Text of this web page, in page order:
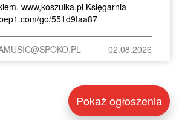
www,koszulka.pl Księgarnia
go/551d9faa87
02.08.2026
Pokaż ogłoszenia